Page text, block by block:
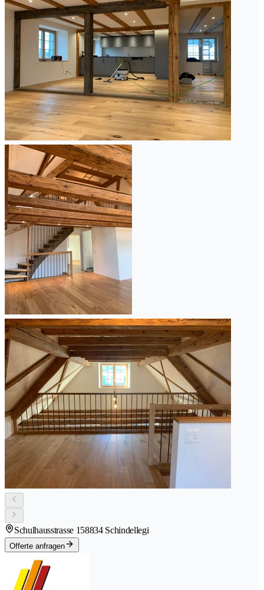
Schulhausstrasse 158834 Schindellegi
Offerte anfragen